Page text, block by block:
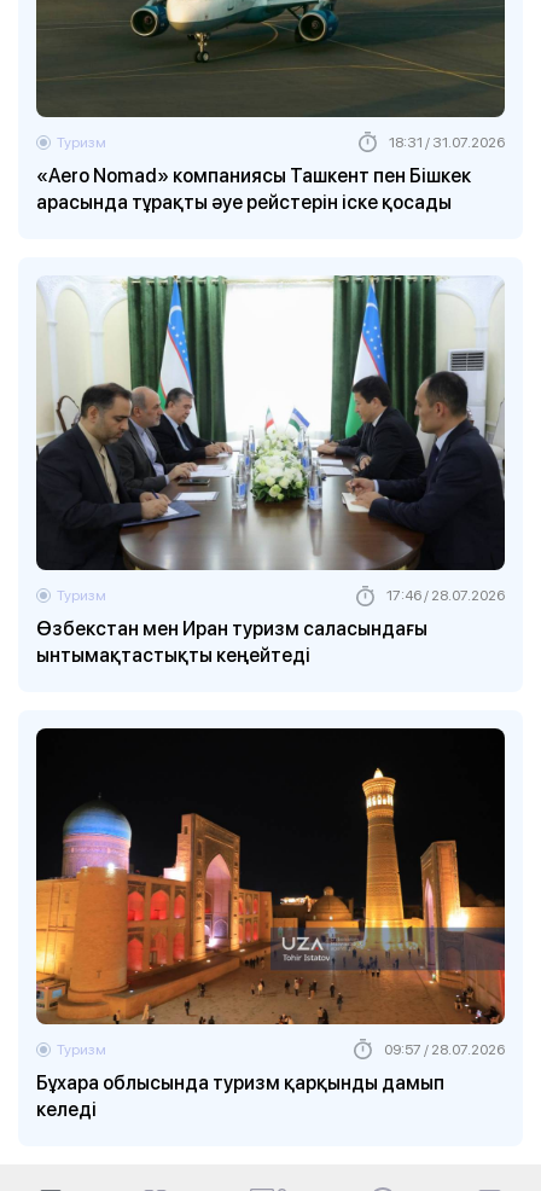
«Aero Nomad» компаниясы Ташкент пен Бішкек
арасында тұрақты әуе рейстерін іске қосады
Туризм 18:31 / 31.07.2026
Өзбекстан мен Иран туризм саласындағы
ынтымақтастықты кеңейтеді
Туризм 17:46 / 28.07.2026
Бұхара облысында туризм қарқынды дамып
келеді
Туризм 09:57 / 28.07.2026